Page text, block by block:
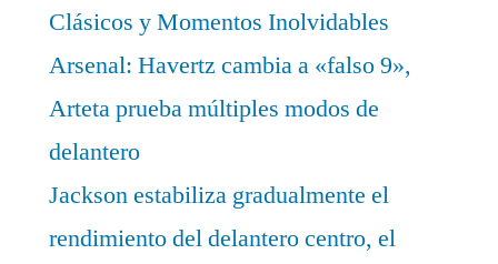
Clásicos y Momentos Inolvidables
Arsenal: Havertz cambia a «falso 9»,
Arteta prueba múltiples modos de
delantero
Jackson estabiliza gradualmente el
rendimiento del delantero centro, el